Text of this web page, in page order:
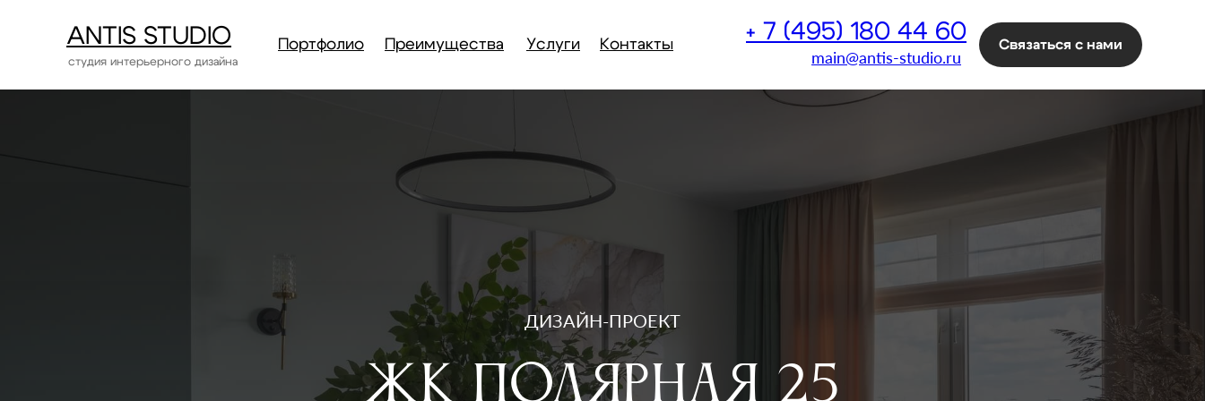
+ 7 (495) 180 44 60
ANTIS STUDIO
main@antis-studio.ru
студия интерьерного дизайна
Контакты
Услуги
Преимущества
Портфолио Связаться с нами
ДИЗАЙН-ПРОЕКТ
ЖК Полярная 25